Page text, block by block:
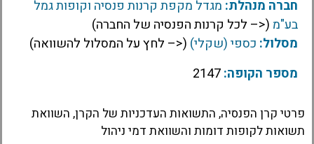
חברה מנהלת: מגדל מקפת קרנות פנסיה וקופות גמל
בע"מ (<– לכל קרנות הפנסיה של החברה)
מסלול: כספי (שקלי) (<– לחץ על המסלול להשוואה)
מספר הקופה:
פרטי קרן הפנסיה, התשואות העדכניות של הקרן, השוואת
תשואות לקופות דומות והשוואת דמי ניהול